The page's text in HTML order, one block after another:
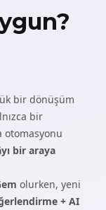
bir dönüşüm
bir
otomasyonu
bir araya
olurken, yeni
+ AI